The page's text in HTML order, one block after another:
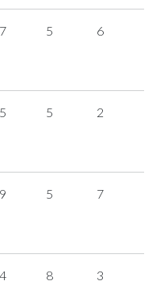
5 6
5 2
5 7
8 3